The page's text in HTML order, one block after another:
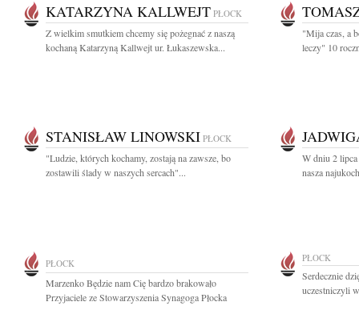
KATARZYNA KALLWEJT PŁOCK
Z wielkim smutkiem chcemy się pożegnać z naszą
kochaną Katarzyną Kallwejt ur. Łukaszewska...
"Mija czas, a
leczy" 10
STANISŁAW LINOWSKI PŁOCK
"Ludzie, których kochamy, zostają na zawsze, bo
zostawili ślady w naszych sercach"...
W dniu 2
nasza
PŁOCK
Marzenko Będzie nam Cię bardzo brakowało
Przyjaciele ze Stowarzyszenia Synagoga Płocka
PŁOCK
Serdecznie
uczestniczyli